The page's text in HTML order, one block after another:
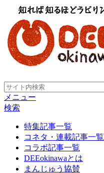
メニュー
検索
特集記事一覧
コネタ・連載記事一覧
コラボ記事一覧
DEEokinawaとは
まんじゅう協賛